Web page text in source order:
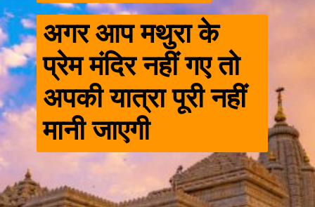
अगर आप मथुरा के
प्रेम मंदिर नहीं गए तो
अपकी यात्रा पूरी नहीं
मानी जाएगी